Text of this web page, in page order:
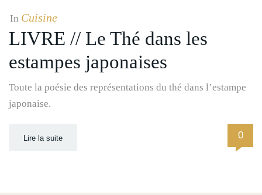
In Cuisine
LIVRE // Le Thé dans les
estampes japonaises
Toute la poésie des représentations du thé dans l’estampe
japonaise.
Lire la suite 0